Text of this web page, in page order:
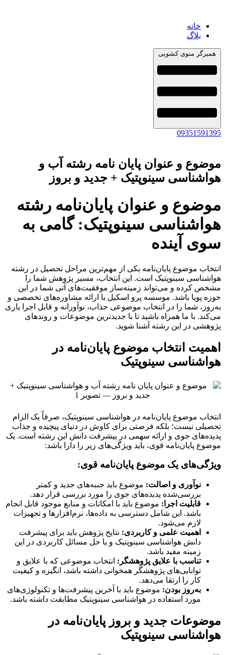
خانه
بلاگ
همبرگر منوی کشویی
09351591395
موضوع و عنوان پایان نامه رشته آب و
هواشناسی سینوپتیک + جدید و بروز
موضوع و عنوان پایان‌نامه رشته
هواشناسی سینوپتیک: گامی به
سوی آینده
انتخاب موضوع پایان‌نامه یکی از مهم‌ترین مراحل تحصیل در رشته
هواشناسی سینوپتیک است. این انتخاب، مسیر پژوهش شما را
مشخص کرده و می‌تواند زمینه‌ساز موفقیت‌های آتی شما در این
حوزه پویا باشد. موسسه پرو اسکیل با ارائه مشاوره‌های تخصصی و
به‌روز، شما را در انتخاب موضوعی جذاب، نوآورانه و قابل اجرا یاری
می‌کند. با ما همراه باشید تا با جدیدترین موضوعات و روندهای
پژوهشی در این رشته آشنا شوید.
اهمیت انتخاب موضوع پایان‌نامه در
هواشناسی سینوپتیک
انتخاب موضوع پایان‌نامه در هواشناسی سینوپتیک، صرفاً یک الزام
تحصیلی نیست؛ بلکه فرصتی برای کاوش در دنیای پیچیده و جذاب
پدیده‌های جوی و ارائه سهمی در پیشرفت دانش این رشته است. یک
موضوع پایان‌نامه قوی، باید ویژگی‌های زیر را دارا باشد:
ویژگی‌های یک موضوع پایان‌نامه قوی:
نوآوری و اصالت: موضوع باید جنبه‌های جدید و کمتر
بررسی‌شده پدیده‌های جوی را مورد بررسی قرار دهد.
قابلیت اجرا: موضوع باید با امکانات و منابع موجود قابل انجام
باشد. این شامل دسترسی به داده‌ها، نرم‌افزارها و تجهیزات
لازم می‌شود.
اهمیت علمی و کاربردی: نتایج پژوهش باید برای پیشرفت
دانش هواشناسی سینوپتیک و یا حل مسائل کاربردی در این
زمینه مفید باشد.
تناسب با علایق پژوهشگر: انتخاب موضوعی که با علایق و
توانایی‌های پژوهشگر همخوانی داشته باشد، انگیزه و کیفیت
کار را ارتقا می‌دهد.
به‌روز بودن: موضوع باید با آخرین پیشرفت‌ها و تکنولوژی‌های
مورد استفاده در هواشناسی سینوپتیک مطابقت داشته باشد.
موضوعات جدید و بروز پایان‌نامه در
هواشناسی سینوپتیک